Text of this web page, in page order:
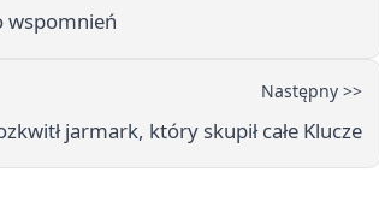
wspomnień
Następny >>
jarmark, który skupił całe Klucze